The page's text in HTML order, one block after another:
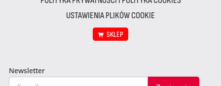
USTAWIENIA PLIKÓW COOKIE
SKLEP
Newsletter